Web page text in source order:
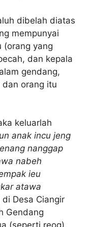
dibelah diatas
mempunyai
(orang yang
dan kepala
gendang,
orang itu
keluarlah
anak incu jeng
nanggap
nabeh
ieu
atawa
Desa Ciangir
Gendang
(seperti reog).